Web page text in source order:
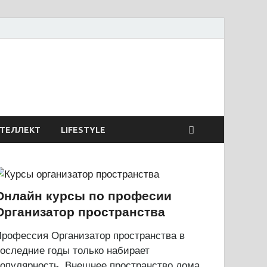
LIFESTYLE
курсы по професии
пространства
Организатор пространства в
годы только набирает